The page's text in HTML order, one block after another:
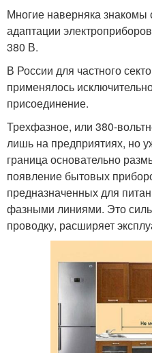
Многие наверняка знакомы
адаптации
380 В.
В России для частного
применялось
присоединение.
Трехфазное, или 380-
лишь на предприятиях, но
граница основательно
появление бытовых
предназначенных для
фазными линиями. Это
проводку, расширяет